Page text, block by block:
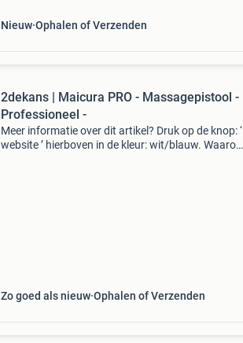
Nieuw Ophalen of Verzenden
2dekans | Maicura PRO - Massagepistool -
Professioneel -
Meer informatie over dit artikel? Druk op de knop: ‘
website ’ hierboven in de kleur: wit/blauw. Waarom
Zo goed als nieuw Ophalen of Verzenden